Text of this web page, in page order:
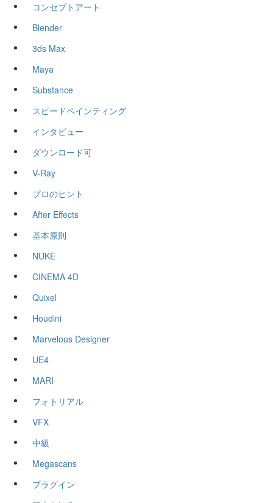
コンセプトアート
Blender
3ds Max
Maya
Substance
スピードペインティング
インタビュー
ダウンロード可
V-Ray
プロのヒント
After Effects
基本原則
NUKE
CINEMA 4D
Quixel
Houdini
Marvelous Designer
UE4
MARI
フォトリアル
VFX
中級
Megascans
プラグイン